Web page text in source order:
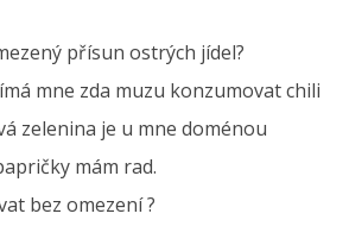
přísun ostrých jídel?
mne zda muzu konzumovat chili
zelenina je u mne doménou
mám rad.
bez omezení ?